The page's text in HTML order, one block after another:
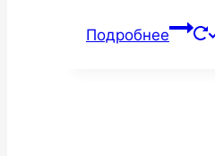
Подробнее